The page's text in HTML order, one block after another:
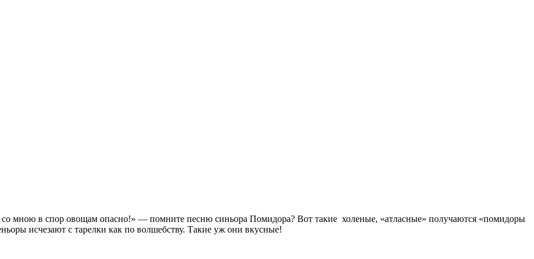
мною в спор овощам опасно!» — помните песню синьора Помидора? Вот такие холеные, «атласные» получаются «помидоры
исчезают с тарелки как по волшебству. Такие уж они вкусные!